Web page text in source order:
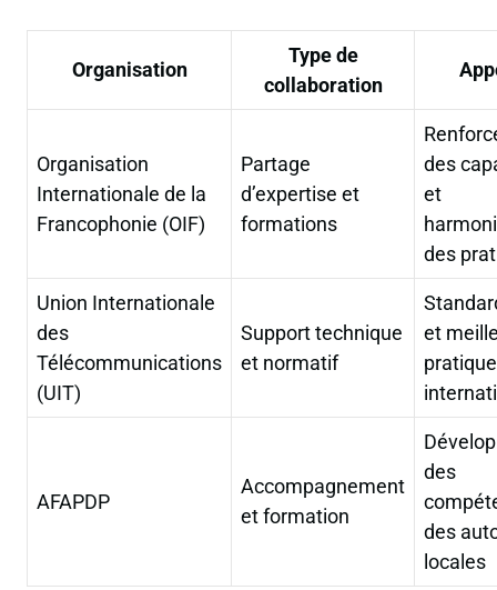
Organisation
Type de
collaboration
Organisation
Internationale de la
Francophonie (OIF)
Partage
d’expertise et
formations
des
et
des
Union Internationale
des
Télécommunications
(UIT)
Support technique
et normatif
et
AFAPDP
Accompagnement
et formation
des
des
locales